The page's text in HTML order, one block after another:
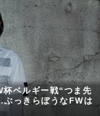
杯ベルギー戦“つま先
っきらぼうなFWは